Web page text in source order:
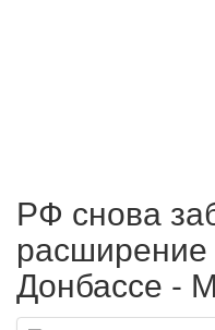
РФ снова
Донбассе -